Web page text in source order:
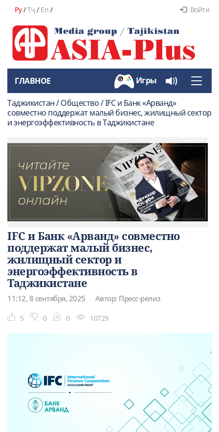
Ру/Тҷ/ En / Войти
Toggle
ГЛАВНОЕ Игры
Таджикистан / Общество / IFC и Банк «Арванд»
совместно поддержат малый бизнес, жилищный сектор
и энергоэффективность в Таджикистане
IFC и Банк «Арванд» совместно
поддержат малый бизнес,
жилищный сектор и
энергоэффективность в
Таджикистане
11:12, 8 сентября, 2025 Автор: Пресс-релиз
5 0 0 10729